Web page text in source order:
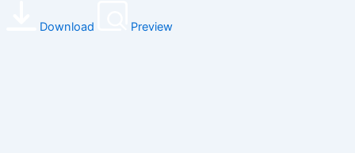
Download Preview